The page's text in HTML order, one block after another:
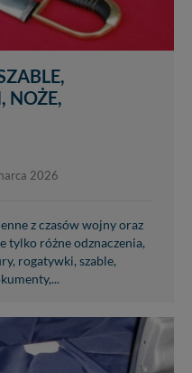
NOŻE,
2026
z czasów wojny oraz
tylko różne odznaczenia,
rogatywki, szable,